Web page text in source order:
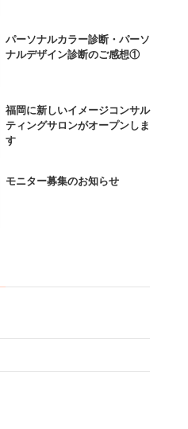
パーソナルカラー診断・パーソ
ナルデザイン診断のご感想①
福岡に新しいイメージコンサル
ティングサロンがオープンしま
す
モニター募集のお知らせ